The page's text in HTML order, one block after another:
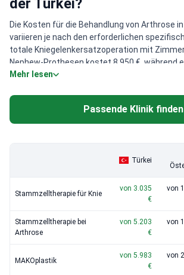
der Türkei?
Die Kosten für die Behandlung von Arthrose
variieren je nach den erforderlichen
totale Kniegelenkersatzoperation mit
Nephew-Prothesen kostet 8.950 €, während
Kniegelenkersatz etwa 13.930 € kostet. Für
Ellenbogengelenkkontraktur etwa 8.560 €. Der
wird nach einer gründlichen Bewertung durch
individuell angepasst, um sicherzustellen,
Mehr lesen
Passende Klinik finden
Türkei
Stammzelltherapie für Knie
von 3.035
€
von
Stammzelltherapie bei
Arthrose
von 5.203
€
von
MAKOplastik
von 5.983
€
von